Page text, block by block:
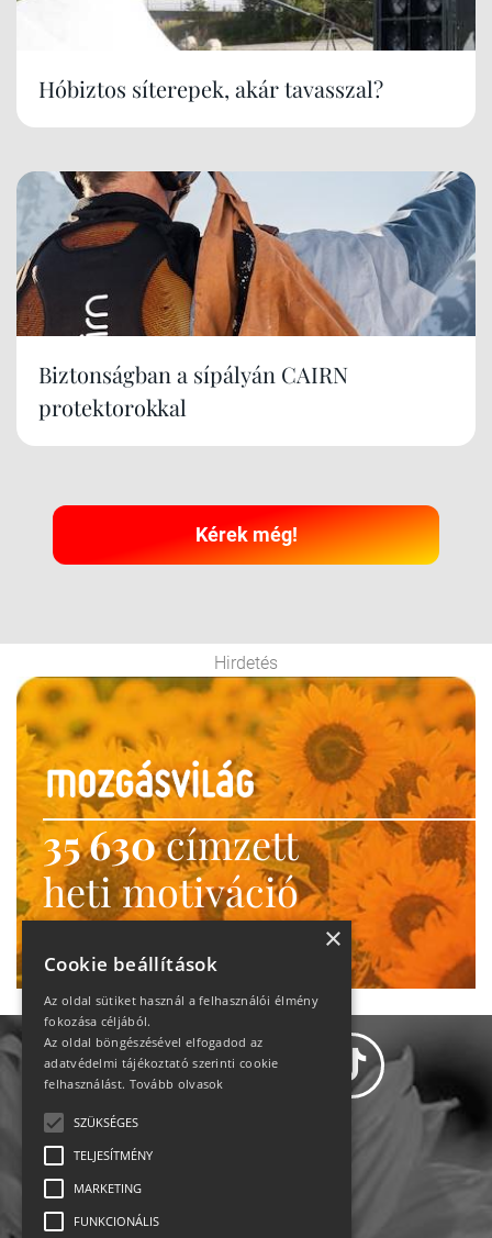
Hóbiztos síterepek, akár tavasszal?
Biztonságban a sípályán CAIRN
protektorokkal
Kérek még!
Hirdetés
35 630címzett
heti motiváció
Ne maradj le!
×
Cookie beállítások
Az oldal sütiket használ a felhasználói élmény
fokozása céljából.
Az oldal böngészésével elfogadod az
adatvédelmi tájékoztató szerinti cookie
felhasználást. Tovább olvasok
SZÜKSÉGES
TELJESÍTMÉNY
MARKETING
FUNKCIONÁLIS